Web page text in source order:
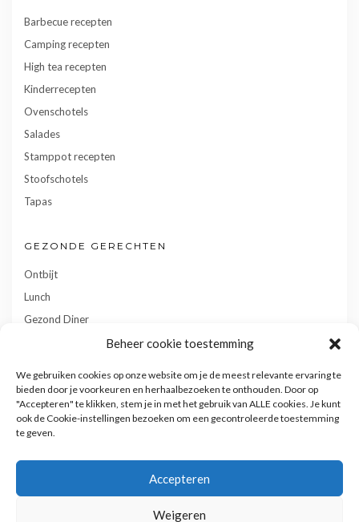
Beheer cookie toestemming
We gebruiken cookies op onze website om je de meest relevante ervaring te
bieden door je voorkeuren en herhaalbezoeken te onthouden. Door op
"Accepteren" te klikken, stem je in met het gebruik van ALLE cookies. Je kunt
ook de Cookie-instellingen bezoeken om een gecontroleerde toestemming
te geven.
Accepteren
Weigeren
Barbecue recepten
Camping recepten
High tea recepten
Kinderrecepten
Ovenschotels
Salades
Stamppot recepten
Stoofschotels
Tapas
GEZONDE GERECHTEN
Ontbijt
Lunch
Gezond Diner
Gebak
Privacy- en cookiebeleid